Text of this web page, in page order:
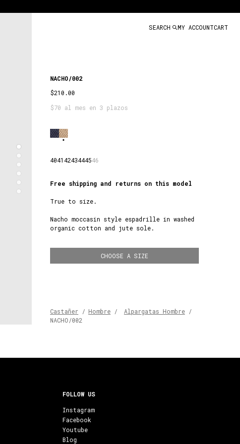
SEARCH MY ACCOUNTCART
NACHO/002
$210.00
$70 al mes en 3 plazos
40414243444546
Free shipping and returns on this model
True to size.
Nacho moccasin style espadrille in washed
organic cotton and jute sole.
CHOOSE A SIZE
Castañer / Hombre / Alpargatas Hombre /
NACHO/002
FOLLOW US
Instagram
Facebook
Youtube
Blog